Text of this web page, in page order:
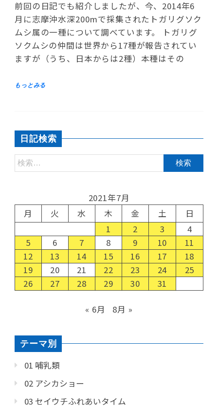
前回の日記でも紹介しましたが、今、2014年6
月に志摩沖水深200mで採集されたトガリグソク
ムシ属の一種について調べています。 トガリグ
ソクムシの仲間は世界から17種が報告されてい
ますが（うち、日本からは2種）本種はその
日記検索
2021年7月
月
火 水 木 金 土
日
1
2 3
4
5
6 7 8 9 10
11
12
13 14 15 16 17
18
19
20 21 22 23 24
25
26
27 28 29 30 31
« 6月 8月 »
テーマ別
01 哺乳類
02 アシカショー
03 セイウチふれあいタイム